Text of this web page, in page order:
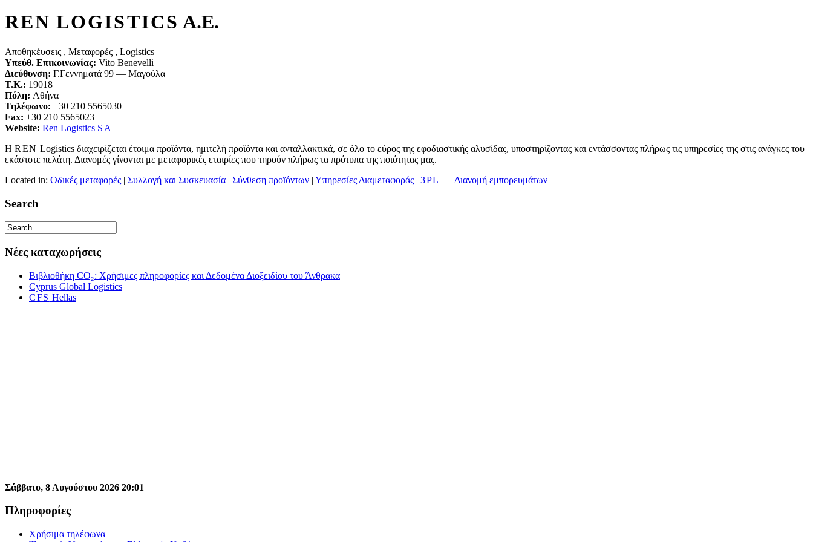
REN LOGIS­TICS A.E.
Αποθηκέυσεις , Μεταφορές , Logistics
Υπεύθ. Επικοινωνίας: Vito Ben­ev­elli
Διεύθυνση: Γ.Γεννηματά 99 — Μαγούλα
Τ.Κ.: 19018
Πόλη: Αθήνα
Τηλέφωνο: +30 210 5565030
Fax: +30 210 5565023
Web­site: Ren Logis­tics SA
Η REΝ Logis­tics διαχειρίζεται έτοιμα προϊόντα, ημιτελή προϊόντα και ανταλλακτικά, σε όλο το εύρος της εφοδιαστικής αλυσίδας, υποστηρίζοντας και εντάσσοντας πλήρως τις υπηρεσίες της στις ανάγκες του
εκάστοτε πελάτη. Διανομές γίνονται με μεταφορικές εταιρίες που τηρούν πλήρως τα πρότυπα της ποιότητας μας.
Located in: Οδικές μεταφορές | Συλλογή και Συσκευασία | Σύνθεση προϊόντων | Υπηρεσίες Διαμεταφοράς | 3PL — Διανομή εμπορευμάτων
Search
Νέες καταχωρήσεις
Βιβλιοθήκη CO₂: Χρήσιμες πληροφορίες και Δεδομένα Διοξειδίου του Άνθρακα
Cyprus Global Logis­tics
CFS Hel­las
Σάββατο, 8 Αυγούστου 2026 20:01
Πληροφορίες
Χρήσιμα τηλέφωνα